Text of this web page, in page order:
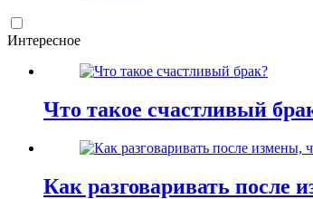
Интересное
Что такое счастливый
Как разговаривать после